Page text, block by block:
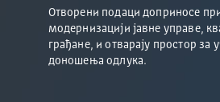
Отворени подаци доприносе
модернизацији јавне управе,
грађане, и отварају простор за
доношења одлука.